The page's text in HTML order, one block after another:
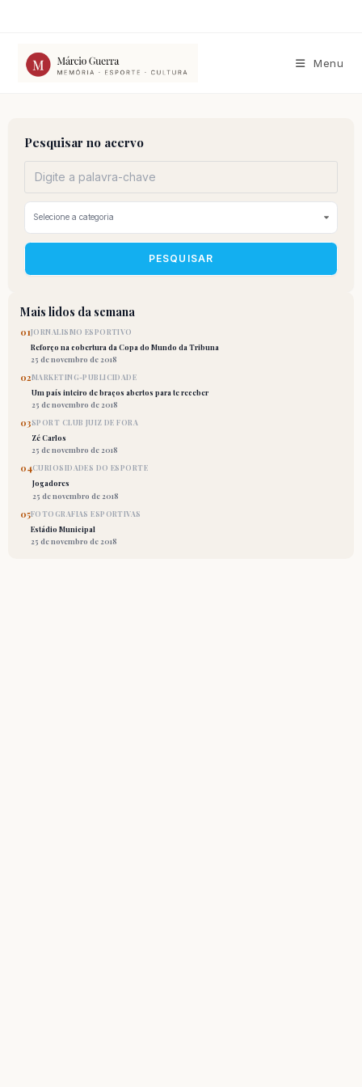
conteúdo
Menu
Pesquisar no acervo
PESQUISAR
Mais lidos da semana
01JORNALISMO ESPORTIVO
Reforço na cobertura da Copa do Mundo da Tribuna
25 de novembro de 2018
02MARKETING-PUBLICIDADE
Um país inteiro de braços abertos para te receber
25 de novembro de 2018
03SPORT CLUB JUIZ DE FORA
Zé Carlos
25 de novembro de 2018
04CURIOSIDADES DO ESPORTE
Jogadores
25 de novembro de 2018
05FOTOGRAFIAS ESPORTIVAS
Estádio Municipal
25 de novembro de 2018